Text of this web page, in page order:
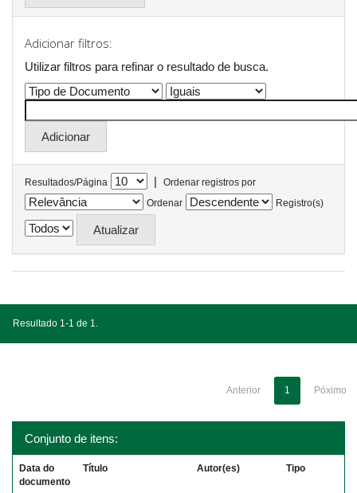
Adicionar filtros:
Utilizar filtros para refinar o resultado de busca.
Resultados/Página |
Ordenar registros por
Ordenar
Registro(s)
Resultado 1-1 de 1.
Anterior 1 Póximo
Conjunto de itens:
Data do
documento
Título Autor(es) Tipo